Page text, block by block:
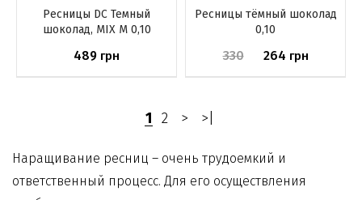
Ресницы DС Темный
шоколад, MIX M 0,10
489 грн
Ресницы тёмный шоколад
0,10
330 264 грн
1 2 > >|
Наращивание ресниц – очень трудоемкий и
ответственный процесс. Для его осуществления